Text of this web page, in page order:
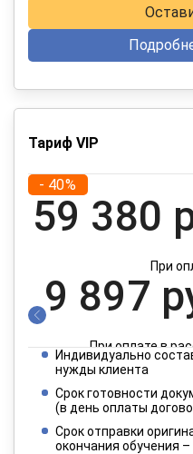
Тариф VIP
- 40%
59 380
При
9 897
При оплате в
4 949
При оплате в
Индивидуально
нужды клиента
Срок готовности
(в день оплаты
Срок отправки
окончания обучения